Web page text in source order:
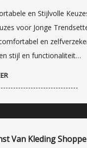
en Stijlvolle
voor Jonge
en
stijl en functionaliteit…
Van Kleding